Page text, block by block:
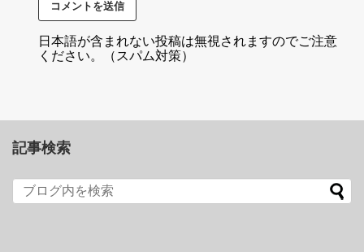
日本語が含まれない投稿は無視されますのでご注意
ください。（スパム対策）
記事検索